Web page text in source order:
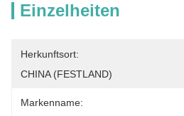
Einzelheiten
Herkunftsort:
CHINA (FESTLAND)
Markenname: